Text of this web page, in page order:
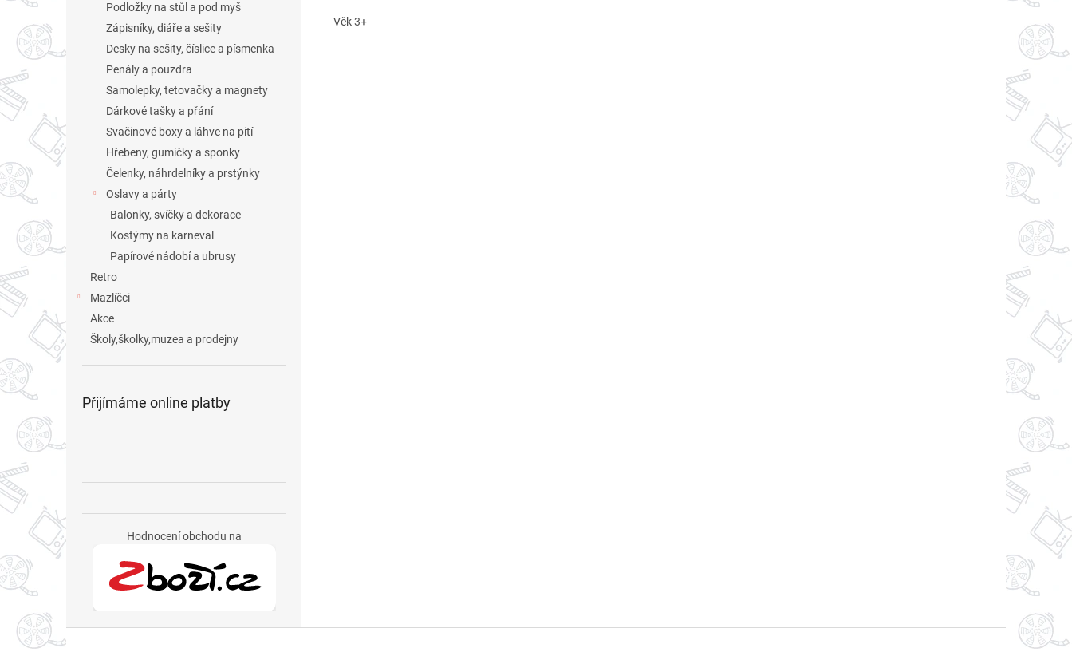
Podložky na stůl a pod myš
Zápisníky, diáře a sešity
Desky na sešity, číslice a písmenka
Penály a pouzdra
Samolepky, tetovačky a magnety
Dárkové tašky a přání
Svačinové boxy a láhve na pití
Hřebeny, gumičky a sponky
Čelenky, náhrdelníky a prstýnky
Oslavy a párty
Balonky, svíčky a dekorace
Kostýmy na karneval
Papírové nádobí a ubrusy
Retro
Mazlíčci
Akce
Školy,školky,muzea a prodejny
Přijímáme online platby
Hodnocení obchodu na
Věk 3+